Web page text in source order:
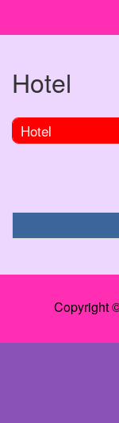
Hotel
Hotel
Copyright